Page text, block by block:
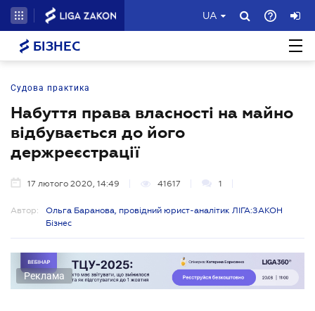
UA
БІЗНЕС
Судова практика
Набуття права власності на майно
відбувається до його
держреєстрації
17 лютого 2020, 14:49 41617 1
Автор:
Ольга Баранова, провідний юрист-аналітик ЛІГА:ЗАКОН
Бізнес
Реклама